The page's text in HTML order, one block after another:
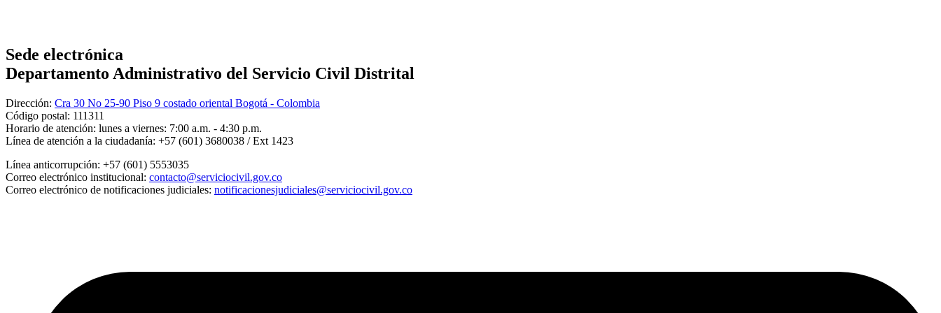
Sede electrónica
Departamento Administrativo del Servicio Civil Distrital
Dirección: Cra 30 No 25-90 Piso 9 costado oriental Bogotá - Colombia
Código postal: 111311
Horario de atención: lunes a viernes: 7:00 a.m. - 4:30 p.m.
Línea de atención a la ciudadanía: +57 (601) 3680038 / Ext 1423
Línea anticorrupción: +57 (601) 5553035
Correo electrónico institucional: contacto@serviciocivil.gov.co
Correo electrónico de notificaciones judiciales: notificacionesjudiciales@serviciocivil.gov.co